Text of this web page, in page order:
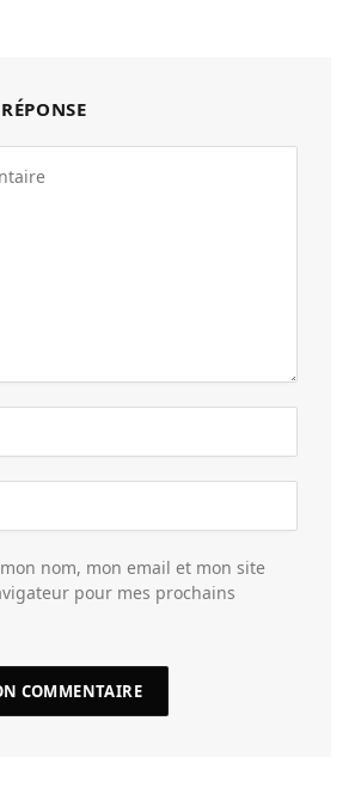
nom, mon email et mon site
pour mes prochains